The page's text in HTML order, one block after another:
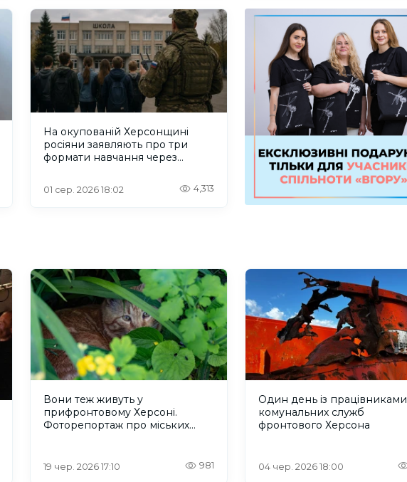
На окупованій Херсонщині
росіяни заявляють про три
формати навчання через
01 сер. 2026 18:02 4,313
Вони теж живуть у
прифронтовому Херсоні.
Фоторепортаж про міських
19 чер. 2026 17:10 981
Один день із працівниками
комунальних служб
фронтового Херсона
04 чер. 2026 18:00